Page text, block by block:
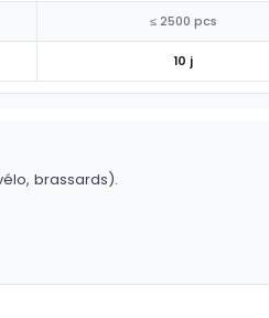
≤ 2500 pcs
10 j
brassards).